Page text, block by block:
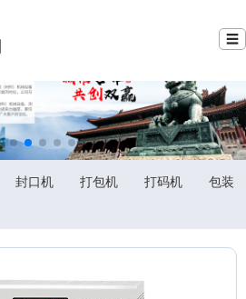
☰
封口机 打包机 打码机
包装